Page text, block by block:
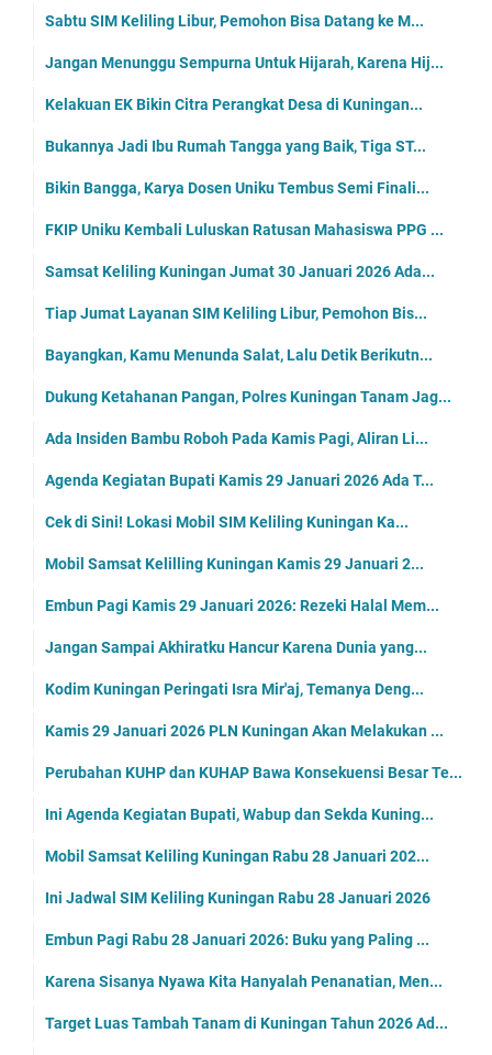
Sabtu SIM Keliling Libur, Pemohon Bisa Datang ke M...
Jangan Menunggu Sempurna Untuk Hijarah, Karena Hij...
Kelakuan EK Bikin Citra Perangkat Desa di Kuningan...
Bukannya Jadi Ibu Rumah Tangga yang Baik, Tiga ST...
Bikin Bangga, Karya Dosen Uniku Tembus Semi Finali...
FKIP Uniku Kembali Luluskan Ratusan Mahasiswa PPG ...
Samsat Keliling Kuningan Jumat 30 Januari 2026 Ada...
Tiap Jumat Layanan SIM Keliling Libur, Pemohon Bis...
Bayangkan, Kamu Menunda Salat, Lalu Detik Berikutn...
Dukung Ketahanan Pangan, Polres Kuningan Tanam Jag...
Ada Insiden Bambu Roboh Pada Kamis Pagi, Aliran Li...
Agenda Kegiatan Bupati Kamis 29 Januari 2026 Ada T...
Cek di Sini! Lokasi Mobil SIM Keliling Kuningan Ka...
Mobil Samsat Kelilling Kuningan Kamis 29 Januari 2...
Embun Pagi Kamis 29 Januari 2026: Rezeki Halal Mem...
Jangan Sampai Akhiratku Hancur Karena Dunia yang...
Kodim Kuningan Peringati Isra Mir'aj, Temanya Deng...
Kamis 29 Januari 2026 PLN Kuningan Akan Melakukan ...
Perubahan KUHP dan KUHAP Bawa Konsekuensi Besar Te...
Ini Agenda Kegiatan Bupati, Wabup dan Sekda Kuning...
Mobil Samsat Keliling Kuningan Rabu 28 Januari 202...
Ini Jadwal SIM Keliling Kuningan Rabu 28 Januari 2026
Embun Pagi Rabu 28 Januari 2026: Buku yang Paling ...
Karena Sisanya Nyawa Kita Hanyalah Penanatian, Men...
Target Luas Tambah Tanam di Kuningan Tahun 2026 Ad...